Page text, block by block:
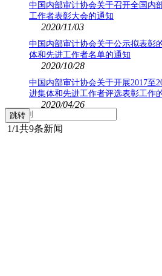
中国内部审计协会关于召开全国内
工作者表彰大会的通知
2020/11/03
中国内部审计协会关于公示拟表彰
体和先进工作者名单的通知
2020/10/28
中国内部审计协会关于开展2017至
进集体和先进工作者评选表彰工作
2020/04/26
1/1共9条新闻